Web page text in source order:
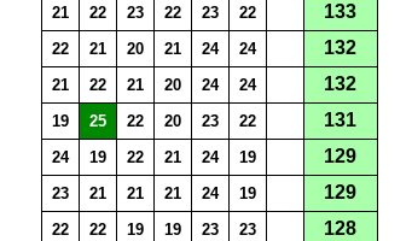
21 22 23 22 23 22 133
22 21 20 21 24 24 132
21 22 21 20 24 24 132
19 25 22 20 23 22 131
24 19 22 21 24 19 129
23 21 21 21 24 19 129
22 22 19 19 23 23 128